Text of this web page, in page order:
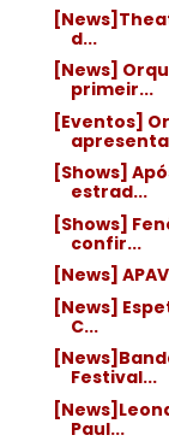
d...
[News]
primeir...
[Eventos]
apresenta
[Shows]
estrad...
[Shows]
confir...
[News]
[News]
C...
Festival...
Paul...